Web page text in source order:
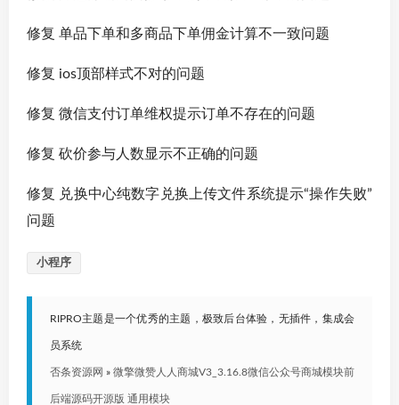
修复 单品下单和多商品下单佣金计算不一致问题
修复 ios顶部样式不对的问题
修复 微信支付订单维权提示订单不存在的问题
修复 砍价参与人数显示不正确的问题
修复 兑换中心纯数字兑换上传文件系统提示“操作失败”
问题
小程序
RIPRO主题是一个优秀的主题，极致后台体验，无插件，集成会
员系统
否条资源网 » 微擎微赞人人商城V3_3.16.8微信公众号商城模块前
后端源码开源版 通用模块